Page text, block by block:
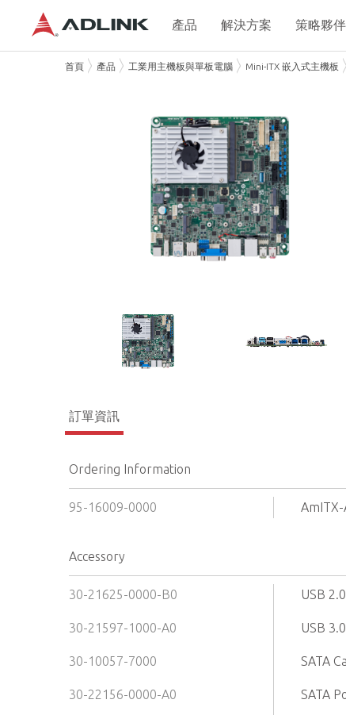
產品 解決方案 策略夥伴
首頁 產品 工業用主機板與單板電腦 Mini-ITX 嵌入式主機板
訂單資訊
Ordering Information
95-16009-0000 AmITX-
Accessory
30-21625-0000-B0 USB
30-21597-1000-A0 USB
30-10057-7000 SATA
30-22156-0000-A0 SATA